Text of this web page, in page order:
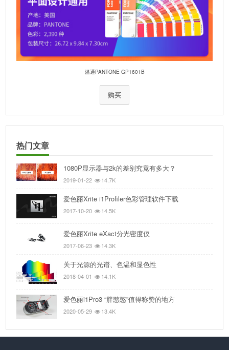
潘通PANTONE GP1601B
购买
热门文章
1080P显示器与2k的差别究竟有多大？
2019-01-22 14.7K
爱色丽Xrite i1Profiler色彩管理软件下载
2017-10-20 14.5K
爱色丽Xrite eXact分光密度仪
2017-06-23 14.3K
关于光源的光谱、色温和显色性
2018-04-01 14.1K
爱色丽i1Pro3 “胖憨憨”值得称赞的地方
2020-05-29 13.4K